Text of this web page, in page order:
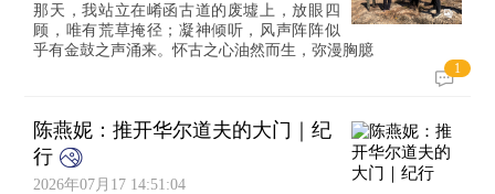
那天，我站立在崤函古道的废墟上，放眼四
顾，唯有荒草掩径；凝神倾听，风声阵阵似
乎有金鼓之声涌来。怀古之心油然而生，弥漫胸臆
1
陈燕妮：推开华尔道夫的大门｜纪
行
2026年07月17 14:51:04